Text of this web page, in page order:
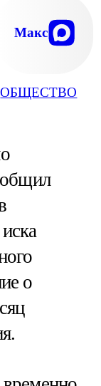
ОБЩЕСТВО
Макс
о